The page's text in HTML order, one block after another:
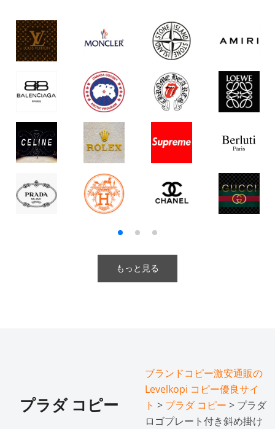
もっと見る
プラダ コピー
ブランドコピー激安通販の
Levelkopi コピー優良サイ
ト > プラダ コピー > プラダ
ロゴプレート付き斜め掛け